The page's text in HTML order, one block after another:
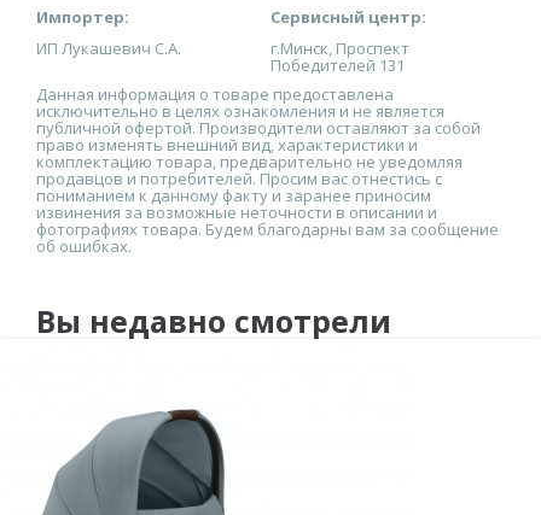
Импортер:
ИП Лукашевич С.А.
Сервисный центр:
г.Минск, Проспект
Победителей 131
Данная информация о товаре предоставлена
исключительно в целях ознакомления и не является
публичной офертой. Производители оставляют за собой
право изменять внешний вид, характеристики и
комплектацию товара, предварительно не уведомляя
продавцов и потребителей. Просим вас отнестись с
пониманием к данному факту и заранее приносим
извинения за возможные неточности в описании и
фотографиях товара. Будем благодарны вам за сообщение
об ошибках.
Вы недавно смотрели